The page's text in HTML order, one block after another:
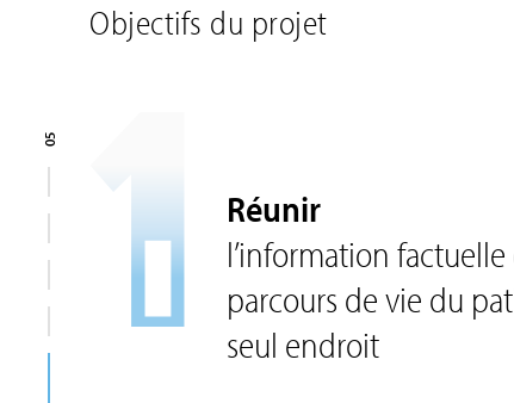
Objectifs du projet
1
Réunir
l’information
parcours de vie du
seul endroit
05